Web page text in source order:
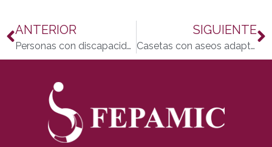
ANTERIOR
Personas con discapacidad disfrutan de vacaciones en Marbella
SIGUIENTE
Casetas con aseos adaptados para personas con movilidad reducida de la Feria de Córdoba 2014